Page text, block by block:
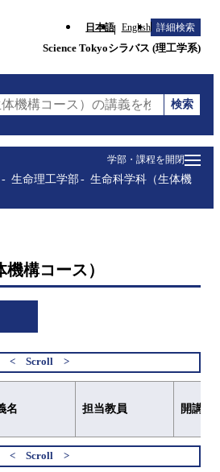
日本語 English 詳細検索
Science Tokyoシラバス (理工学系)
機構コース）の講義を検索（講義
検索
学部・課程を開閉
生命理工学部
生命科学科（生体機
構コース）
名 担当教員 開講元